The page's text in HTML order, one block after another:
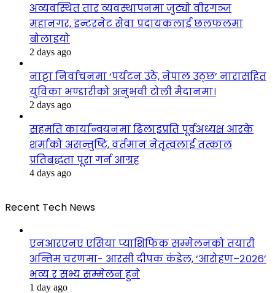
अव्यवस्थित तार व्यवस्थापनमा जुट्यो वीरगञ्ज
महानगर, इन्टरनेट सेवा प्रदायकलाई छलफलमा
बोलाइयो
2 days ago
नाट्टा निर्वाचनमा ‘पर्यटन उठे, नेपाल उठ्छ’ नारासहित
युविका भण्डारीको अनुभवी टोली मैदानमा।
2 days ago
सहमति कार्यान्वयनमा ढिलाइप्रति पूर्वअध्यक्ष आरके
शर्माको असन्तुष्टि, वर्तमान नेतृत्वलाई तत्काल
प्रतिबद्धता पूरा गर्न आग्रह
4 days ago
Recent Tech News
एनआरएनए एसिया प्याशिफिक सम्मेलनको तयारी
अन्तिम चरणमा- आरसी दीपक कंडेल, ‘आरोहण–२०२६’
भव्य र सभ्य सम्मेलन हुने
1 day ago